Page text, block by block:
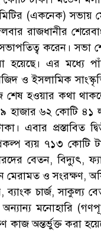
(একনেক) সভায়
রাজধানীর
করেন। সভা
হয়েছে। এর মধ্যে
ও ইসলামিক
শেষ হওয়ার কথা
৯ হাজার ৬২ কোটি ৪১
এবার প্রস্তাবিত
ব্যয় ৭১৩ কোটি
বেতন, বিদ্যুৎ,
মেরামত ও সংরক্ষণ,
ব্যাংক চার্জ, সাকুল্য
মনোহারি
অন্তর্ভুক্ত করা